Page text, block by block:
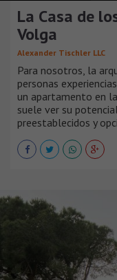
La Casa de
Volga
Alexander Tischler LLC
Para nosotros, la
personas
un apartamento en
suele ver su
preestablecidos y